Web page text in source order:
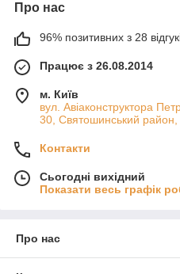
Про нас
96% позитивних з 28
Працює з 26.08.2014
м. Київ
вул. Авіаконструктора
30, Святошинський район,
Контакти
Сьогодні вихідний
Показати весь графік
Про нас